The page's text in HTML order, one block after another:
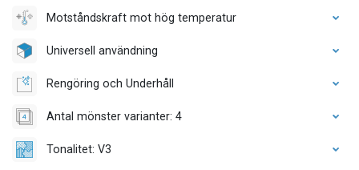
Motståndskraft mot hög temperatur
Universell användning
Rengöring och Underhåll
Antal mönster varianter: 4
Tonalitet: V3